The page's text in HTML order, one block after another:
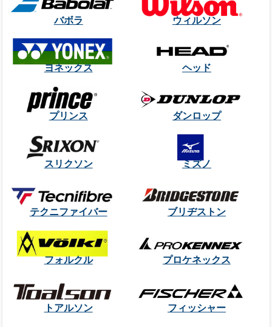
バボラ ウィルソン
ヨネックス ヘッド
プリンス ダンロップ
スリクソン ミズノ
テクニファイバー ブリヂストン
フォルクル プロケネックス
トアルソン フィッシャー